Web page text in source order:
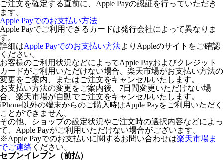
ご注文を確定する直前に、Apple Payの認証を行っていただき
ます。
Apple Payでのお支払い方法
Apple Payでご利用できるカードは発行会社によって異なりま
す。
詳細はApple Payでのお支払い方法よりAppleのサイトをご確認
ください。
お客様のご利用状況などによってApple Payおよびクレジット
カードがご利用いただけない場合、楽天市場がお支払い方法の
変更をご案内、またはご注文をキャンセルいたします。
お支払い方法の変更をご案内後、7日間変更いただけない場
合、楽天市場が自動でご注文をキャンセルいたします。
iPhone以外の端末からのご購入時はApple Payをご利用いただく
ことができません。
その他、ショップの設定状況やご注文時の選択内容などによっ
て、Apple Payがご利用いただけない場合がございます。
※Apple Payでのお支払いに関するお問い合わせは楽天市場ま
でご連絡 ください。
セブンイレブン（前払）